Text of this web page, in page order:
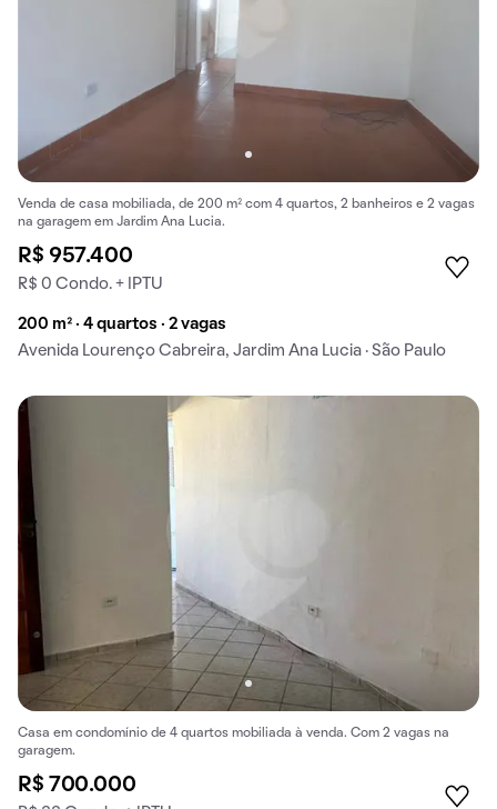
Venda de casa mobiliada, de 200 m² com 4 quartos, 2 banheiros e 2 vagas
na garagem em Jardim Ana Lucia.
R$ 957.400
R$ 0 Condo. + IPTU
200 m² · 4 quartos · 2 vagas
Avenida Lourenço Cabreira, Jardim Ana Lucia · São Paulo
Casa em condomínio de 4 quartos mobiliada à venda. Com 2 vagas na
garagem.
R$ 700.000